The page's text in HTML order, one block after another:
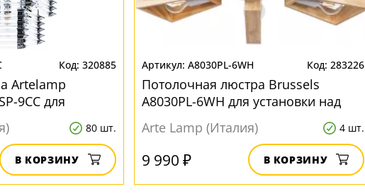
320885
Artelamp
9CC для
столом
80 шт.
В КОРЗИНУ
A8030PL-6WH 283226
Потолочная люстра Brussels
A8030PL-6WH для установки над
Arte Lamp (Италия) 4 шт.
9 990 ₽ В КОРЗИНУ